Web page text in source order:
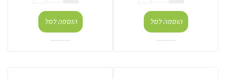
הוספה לסל הוספה לסל